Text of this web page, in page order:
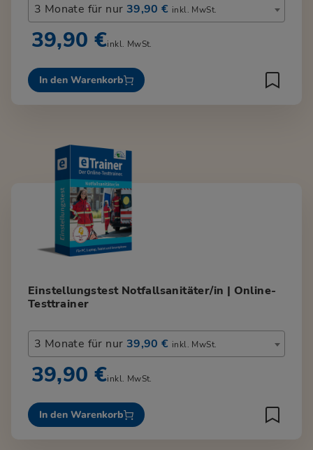
3 Monate für nur 39,90 € inkl. MwSt.
39,90 €inkl. MwSt.
In den Warenkorb
Einstellungstest Notfallsanitäter/in | Online-
Testtrainer
3 Monate für nur 39,90 € inkl. MwSt.
39,90 €inkl. MwSt.
In den Warenkorb